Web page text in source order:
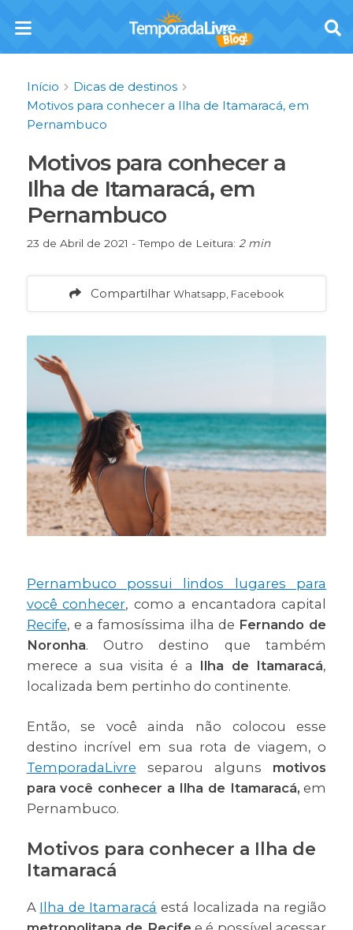
Início
Dicas de destinos
Motivos para conhecer a Ilha de Itamaracá, em
Pernambuco
Motivos para conhecer a
Ilha de Itamaracá, em
Pernambuco
23 de Abril de 2021 - Tempo de Leitura: 2 min
Compartilhar Whatsapp, Facebook
Pernambuco possui lindos lugares para
você conhecer, como a encantadora capital
Recife, e a famosíssima ilha de Fernando de
Noronha. Outro destino que também
merece a sua visita é a Ilha de Itamaracá,
localizada bem pertinho do continente.
Então, se você ainda não colocou esse
destino incrível em sua rota de viagem, o
TemporadaLivre separou alguns motivos
para você conhecer a Ilha de Itamaracá, em
Pernambuco.
Motivos para conhecer a Ilha de
Itamaracá
A Ilha de Itamaracá está localizada na região